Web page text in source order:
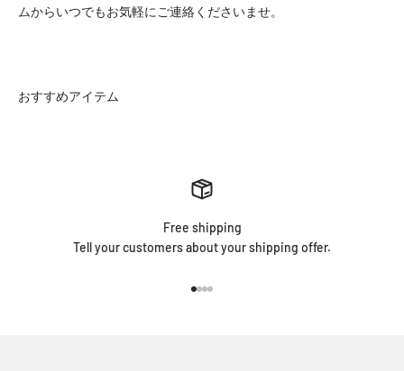
ムからいつでもお気軽にご連絡くださいませ。
Free shipping
Tell your customers about your shipping offer.